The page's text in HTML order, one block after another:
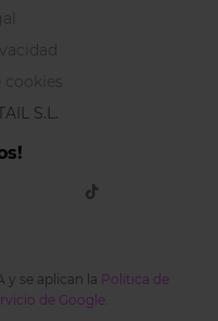
S.L.
y se aplican la Política de
de Google